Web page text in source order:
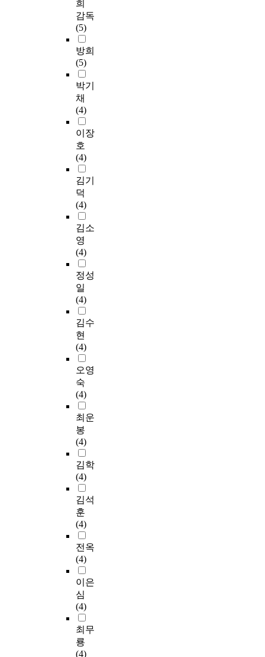
희
감독
(5)
방희
(5)
박기
채
(4)
이장
호
(4)
김기
덕
(4)
김소
영
(4)
정성
일
(4)
김수
현
(4)
오영
숙
(4)
최운
봉
(4)
김학
(4)
김석
훈
(4)
전옥
(4)
이은
심
(4)
최무
룡
(4)